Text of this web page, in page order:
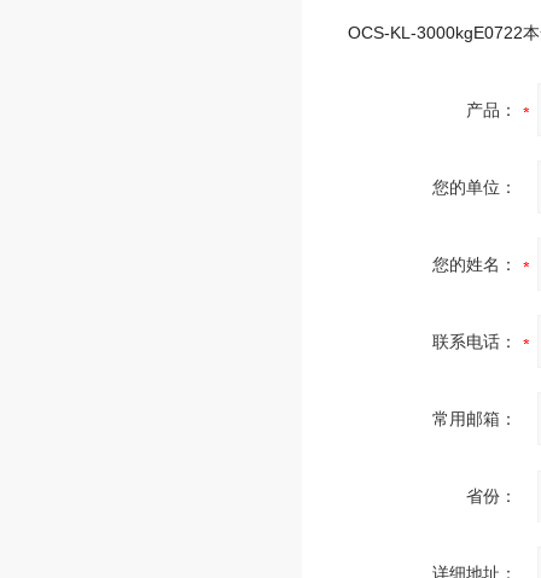
产品：
您的单位：
您的姓名：
联系电话：
常用邮箱：
省份：
详细地址：